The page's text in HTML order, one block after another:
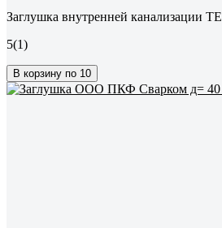
Заглушка внутренней канализации
5(1)
В корзину по 10